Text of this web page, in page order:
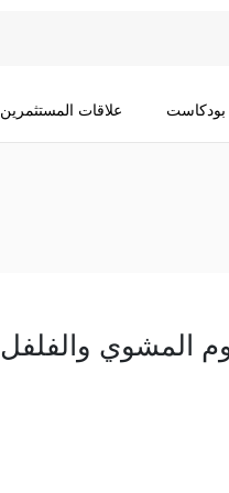
بودكاست علاقات المستثمرين
المشوي والفلفل